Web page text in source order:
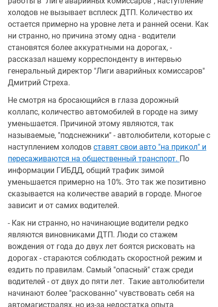
холодов не вызывает всплеск ДТП. Количество их
остается примерно на уровне лета и ранней осени. Как
ни странно, но причина этому одна - водители
становятся более аккуратными на дорогах, -
рассказал нашему корреспонденту в интервью
генеральный директор "Лиги аварийных комиссаров"
Дмитрий Стреха.
Не смотря на бросающийся в глаза дорожный
коллапс, количество автомобилей в городе на зиму
уменьшается. Причиной этому являются, так
называемые, "подснежники" - автолюбители, которые с
наступлением холодов ставят свои авто "на прикол" и
пересаживаются на общественный транспорт. По
информации ГИБДД, общий трафик зимой
уменьшается примерно на 10%. Это так же позитивно
сказывается на количестве аварий в городе. Многое
зависит и от самих водителей.
- Как ни странно, но начинающие водители редко
являются виновниками ДТП. Люди со стажем
вождения от года до двух лет боятся рисковать на
дорогах - стараются соблюдать скоростной режим и
ездить по правилам. Самый "опасный" стаж среди
водителей - от двух до пяти лет. Такие автолюбители
начинают более "раскованно" чувствовать себя на
автомагистралях, но из-за недостатка опыта